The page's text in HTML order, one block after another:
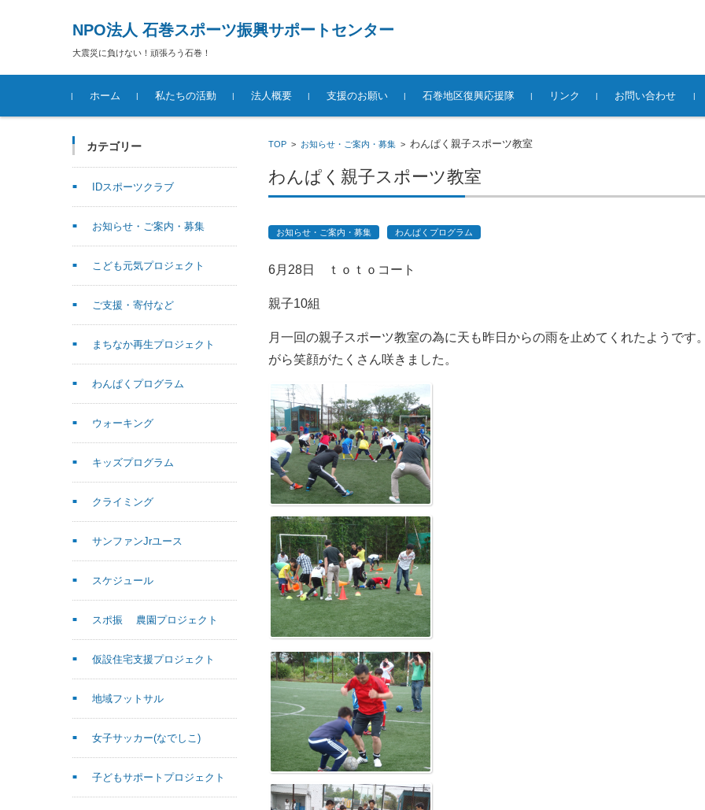
NPO法人 石巻スポーツ振興サポートセンター
大震災に負けない！頑張ろう石巻！
コンテンツに移動
ホーム
私たちの活動 法人概要 支援のお願い 石巻地区復興応援隊 リンク お問い合わせ
TOP> お知らせ・ご案内・募集> わんぱく親子スポーツ教室
わんぱく親子スポーツ教室
お知らせ・ご案内・募集 わんぱくプログラム
6月28日 ｔｏｔｏコート
親子10組
月一回の親子スポーツ教室の為に天も昨日からの雨を止めてくれたようで
がら笑顔がたくさん咲きました。
カテゴリー
IDスポーツクラブ
お知らせ・ご案内・募集
こども元気プロジェクト
ご支援・寄付など
まちなか再生プロジェクト
わんぱくプログラム
ウォーキング
キッズプログラム
クライミング
サンファンJrユース
スケジュール
スポ振 農園プロジェクト
仮設住宅支援プロジェクト
地域フットサル
女子サッカー(なでしこ)
子どもサポートプロジェクト